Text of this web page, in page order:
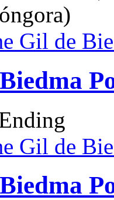
Gil de
Gil de